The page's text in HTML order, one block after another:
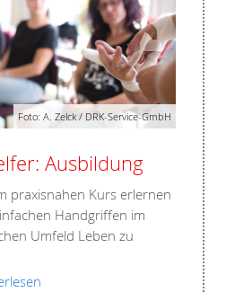
Foto: A. Zelck / DRK-Service-GmbH
Ausbildung
praxisnahen Kurs erlernen
Handgriffen im
Umfeld Leben zu